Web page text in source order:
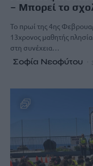
– Μπορεί το
Το πρωί της 4ης
13χρονος μαθητής
στη συνέχεια…
Σοφία Νεοφύτου